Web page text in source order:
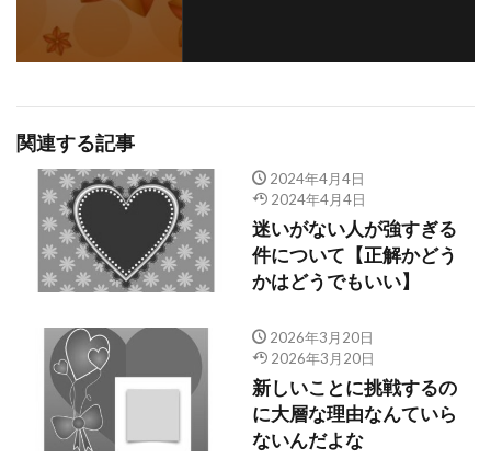
関連する記事
2024年4月4日
2024年4月4日
迷いがない人が強すぎる
件について【正解かどう
かはどうでもいい】
2026年3月20日
2026年3月20日
新しいことに挑戦するの
に大層な理由なんていら
ないんだよな